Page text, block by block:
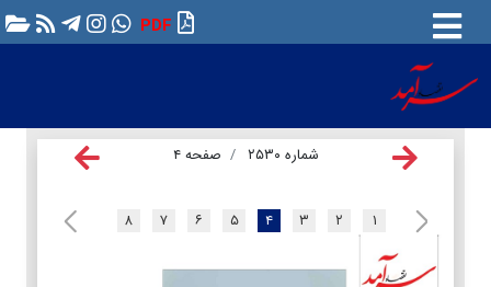
PDF
شماره ۲۵۳۰ صفحه ۴
۱ ۲ ۳ ۴ ۵ ۶ ۷ ۸